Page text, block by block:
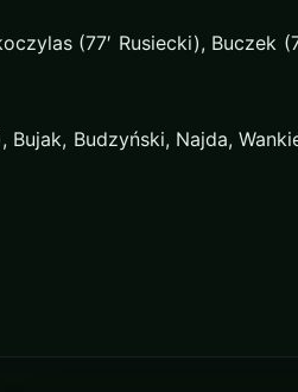
(77′ Rusiecki), Buczek
Bujak, Budzyński, Najda,